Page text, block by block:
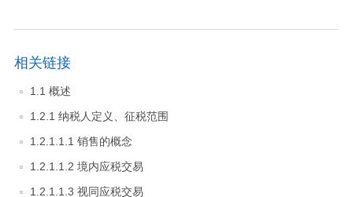
相关链接
1.1 概述
1.2.1 纳税人定义、征税范围
1.2.1.1.1 销售的概念
1.2.1.1.2 境内应税交易
1.2.1.1.3 视同应税交易